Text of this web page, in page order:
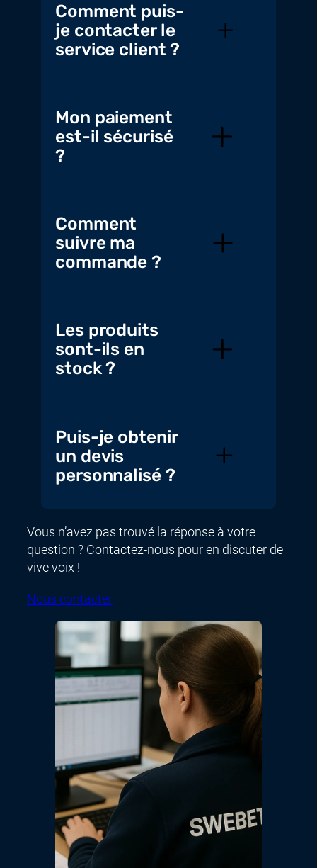
Comment puis-
je contacter le
service client ?
Mon paiement
est-il sécurisé
?
Comment
suivre ma
commande ?
Les produits
sont-ils en
stock ?
Puis-je obtenir
un devis
personnalisé ?
Vous n’avez pas trouvé la réponse à votre
question ? Contactez-nous pour en discuter de
vive voix !
Nous contacter